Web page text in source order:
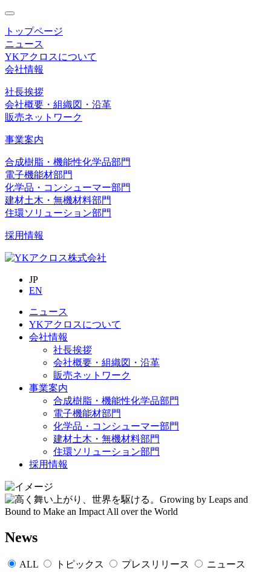
toggle
navigation
トップページ
ニュース
YKアクロスについて
会社情報
社長挨拶
会社概要・組織図・沿革
販売ネットワーク
事業案内
合成樹脂・機能性化学品部門
電子機能材部門
化学品・コンシューマー部門
建材土木・無機材料部門
住環ソリューション部門
採用情報
JP
EN
ニュース
YKアクロスについて
会社情報
社長挨拶
会社概要・組織図・沿革
販売ネットワーク
事業案内
合成樹脂・機能性化学品部門
電子機能材部門
化学品・コンシューマー部門
建材土木・無機材料部門
住環ソリューション部門
採用情報
News
ALL トピックス プレスリリース ニュース